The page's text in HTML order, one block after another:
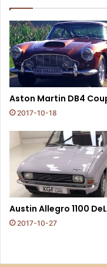
Aston Martin DB4
2017-10-18
Austin Allegro 1100
2017-10-27